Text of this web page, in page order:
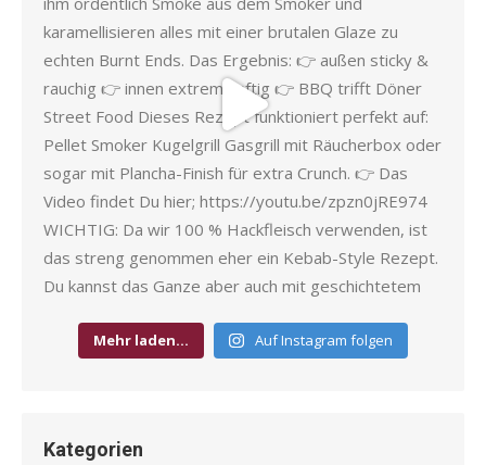
Mehr laden… Auf Instagram folgen
Kategorien